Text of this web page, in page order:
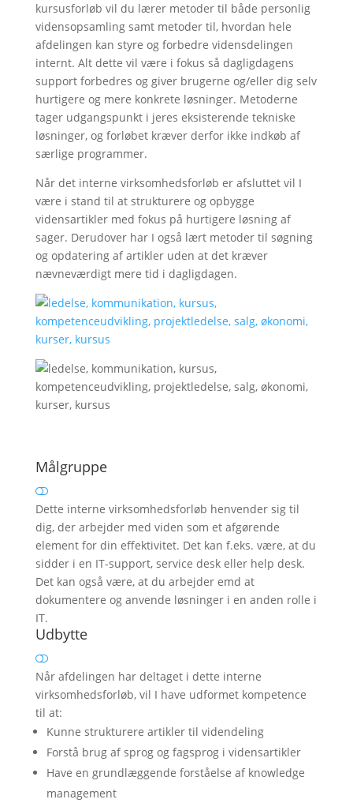
kursusforløb vil du lærer metoder til både personlig
vidensopsamling samt metoder til, hvordan hele
afdelingen kan styre og forbedre vidensdelingen
internt. Alt dette vil være i fokus så dagligdagens
support forbedres og giver brugerne og/eller dig selv
hurtigere og mere konkrete løsninger. Metoderne
tager udgangspunkt i jeres eksisterende tekniske
løsninger, og forløbet kræver derfor ikke indkøb af
særlige programmer.
Når det interne virksomhedsforløb er afsluttet vil I
være i stand til at strukturere og opbygge
vidensartikler med fokus på hurtigere løsning af
sager. Derudover har I også lært metoder til søgning
og opdatering af artikler uden at det kræver
nævneværdigt mere tid i dagligdagen.
Målgruppe
Dette interne virksomhedsforløb henvender sig til
dig, der arbejder med viden som et afgørende
element for din effektivitet. Det kan f.eks. være, at du
sidder i en IT-support, service desk eller help desk.
Det kan også være, at du arbejder emd at
dokumentere og anvende løsninger i en anden rolle i
IT.
Udbytte
Når afdelingen har deltaget i dette interne
virksomhedsforløb, vil I have udformet kompetence
til at:
Kunne strukturere artikler til videndeling
Forstå brug af sprog og fagsprog i vidensartikler
Have en grundlæggende forståelse af knowledge
management